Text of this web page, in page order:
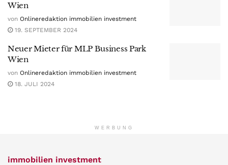
Wien
von Onlineredaktion immobilien investment
19. SEPTEMBER 2024
Neuer Mieter für MLP Business Park
Wien
von Onlineredaktion immobilien investment
18. JULI 2024
WERBUNG
immobilien investment